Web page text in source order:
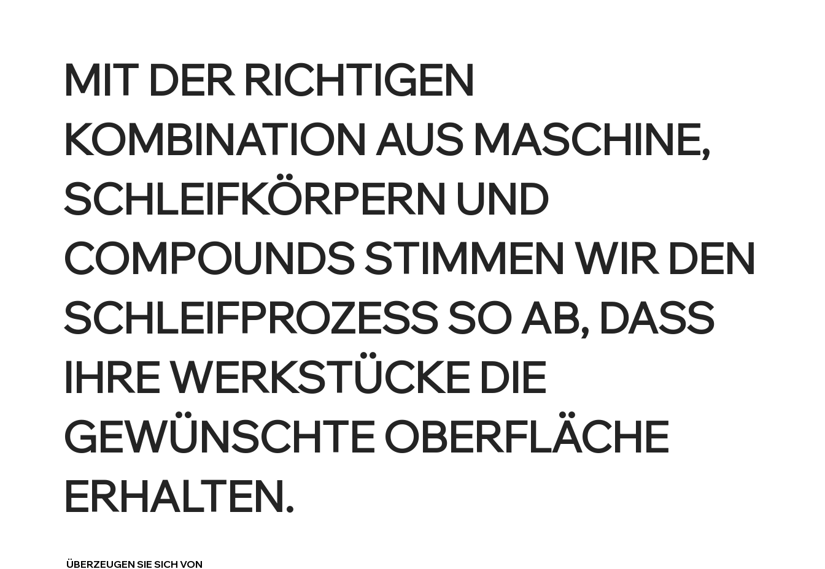
MIT DER RICHTIGEN
KOMBINATION AUS MASCHINE,
SCHLEIFKÖRPERN UND
COMPOUNDS STIMMEN WIR DEN
SCHLEIFPROZESS SO AB, DASS
IHRE WERKSTÜCKE DIE
GEWÜNSCHTE OBERFLÄCHE
ERHALTEN.
ÜBERZEUGEN SIE SICH VON